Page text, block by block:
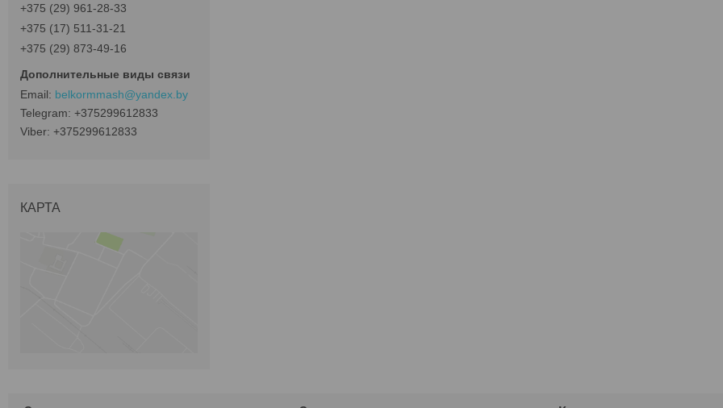
+375 (29) 961-28-33
+375 (17) 511-31-21
+375 (29) 873-49-16
belkormmash@yandex.by
+375299612833
+375299612833
КАРТА